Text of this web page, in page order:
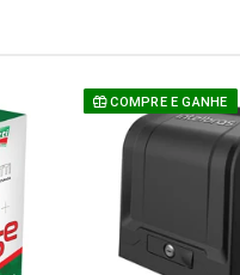
COMPRE E GANHE